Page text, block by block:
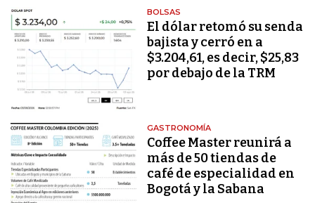
BOLSAS
El dólar retomó su senda
bajista y cerró en a
$3.204,61, es decir, $25,83
por debajo de la TRM
GASTRONOMÍA
Coffee Master reunirá a
más de 50 tiendas de
café de especialidad en
Bogotá y la Sabana